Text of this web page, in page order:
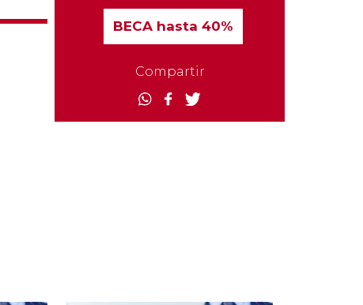
BECAhasta 40%
Compartir